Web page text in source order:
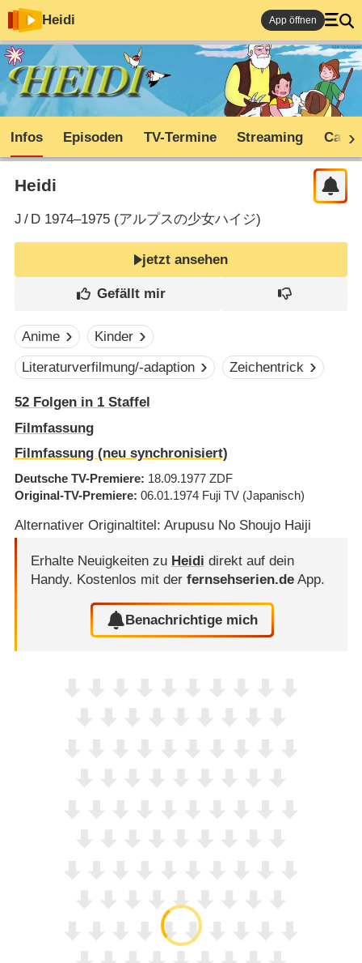
Heidi App öffnen
Infos Episoden TV-Termine Streaming Cast
Heidi
J / D1974–1975 (アルプスの少女ハイジ)
jetzt ansehen
Anime
Kinder
Literaturverfilmung/-adaption
Zeichentrick
52Folgen in 1Staffel
Filmfassung
Filmfassung (neu synchronisiert)
Deutsche TV-Premiere 18.09.1977 ZDF
Original-TV-Premiere 06.01.1974 Fuji TV (Japanisch)
Alternativer Originaltitel: Arupusu No Shoujo Haiji
Erhalte Neuigkeiten zu Heidi direkt auf dein
Handy. Kostenlos mit der fernsehserien.deApp.
Benachrichtige mich